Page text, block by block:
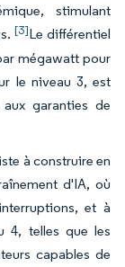
stimulant
[3]Le différentiel
mégawatt pour
le niveau 3, est
garanties de
à construire en
d'IA, où
et à
4, telles que les
capables de